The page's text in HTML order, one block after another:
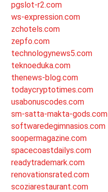
pgslot-r2.com
ws-expression.com
zchotels.com
zepfo.com
technologynews5.com
teknoeduka.com
thenews-blog.com
todaycryptotimes.com
usabonuscodes.com
sm-satta-makta-gods.com
softwaredegimnasios.com
soopermagazine.com
spacecoastdailys.com
readytrademark.com
renovationsrated.com
scoziarestaurant.com